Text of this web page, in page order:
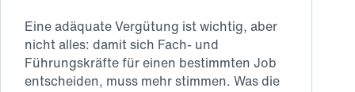
Eine adäquate Vergütung ist wichtig, aber
nicht alles: damit sich Fach- und
Führungskräfte für einen bestimmten Job
entscheiden, muss mehr stimmen. Was die